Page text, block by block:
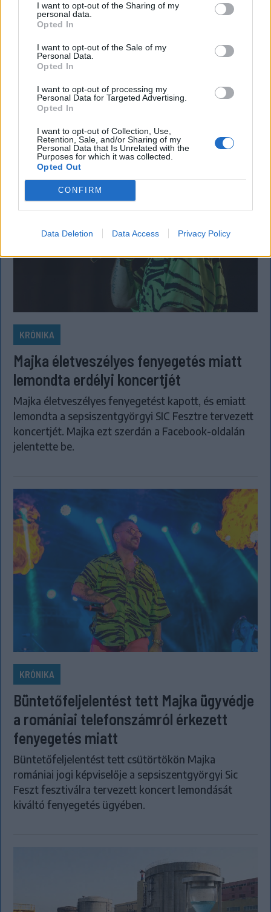
I want to opt-out of the Sharing of my
personal data.
Opted In
I want to opt-out of the Sale of my
Personal Data.
Opted In
I want to opt-out of processing my
Personal Data for Targeted Advertising.
Opted In
I want to opt-out of Collection, Use,
Retention, Sale, and/or Sharing of my
Personal Data that Is Unrelated with the
Purposes for which it was collected.
Opted Out
CONFIRM
Data Deletion Data Access Privacy Policy
mezőgazdasági úti vitából Csatószegen
munkagépek rongálódtak meg, és ideiglenes védelmi
rendeleteket is kibocsátottak azután, hogy szombat
elsőbbségadási vita nyomán.
KRÓNIKA
Majka életveszélyes fenyegetés miatt
lemondta erdélyi koncertjét
Majka életveszélyes fenyegetést kapott, és emiatt
lemondta a sepsiszentgyörgyi SIC Fesztre tervezett
koncertjét. Majka ezt szerdán a Facebook-oldalán
jelentette be.
KRÓNIKA
Büntetőfeljelentést tett Majka ügyvédje
a romániai telefonszámról érkezett
fenyegetés miatt
Büntetőfeljelentést tett csütörtökön Majka
romániai jogi képviselője a sepsiszentgyörgyi Sic
Feszt fesztiválra tervezett koncert lemondását
kiváltó fenyegetés ügyében.